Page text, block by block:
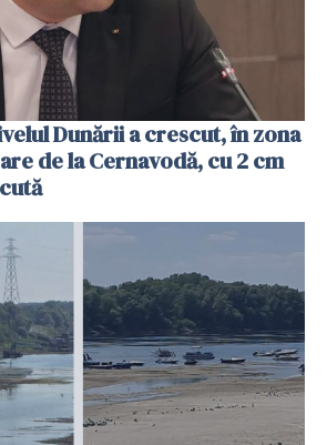
Dunării a crescut, în zona
de la Cernavodă, cu 2 cm